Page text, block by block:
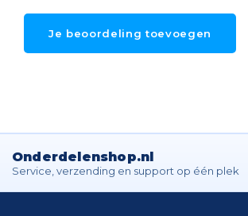
Je beoordeling toevoegen
Onderdelenshop.nl
Service, verzending en support op één plek